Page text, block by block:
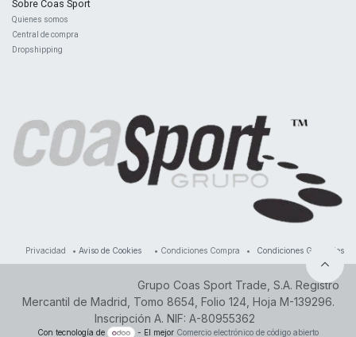
Sobre Coas Sport
Quienes ​somos
Central de compra
Dropshipping
Privacidad • Aviso de Cookies • Condiciones Compra • Condiciones Generales
Grupo Coas Sport Trade, S.A. Registro
Mercantil de Madrid, Tomo 8654, Folio 124, Hoja M-139296.
Inscripción A. NIF: A-80955362
Con tecnología de - El mejor Comercio electrónico de código abierto